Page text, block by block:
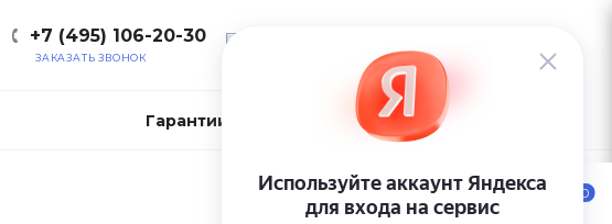
+7 (495) 106-20-30
ЗАКАЗАТЬ ЗВОНОК
Гарантии и возврат Контакты
0